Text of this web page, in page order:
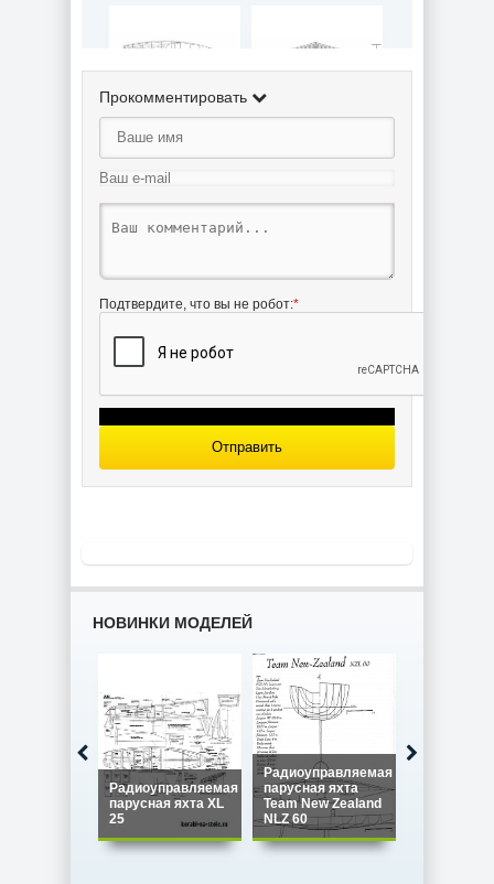
Радиоуправляемая
модель IOM
модель IOM
Радиоуправляемая
модель IOM
Maximus Mk2
Прокомментировать
Подтвердите, что вы не робот:*
Отправить
НОВИНКИ МОДЕЛЕЙ
Радиоуправляемая
парусная яхта XL
25
Радиоуправляемая
парусная яхта
Team New Zealand
NLZ 60